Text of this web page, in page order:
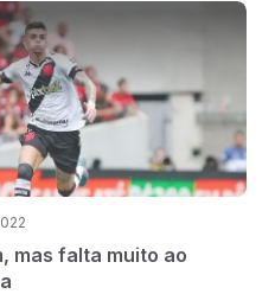
mas falta muito ao